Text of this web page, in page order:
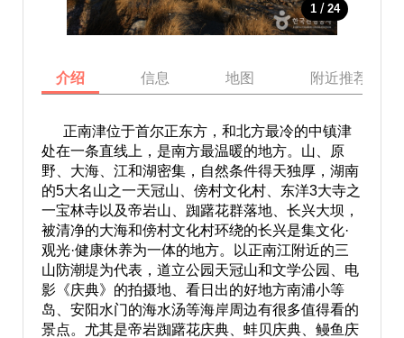
1 / 24
介绍 信息 地图 附近推荐景点
正南津位于首尔正东方，和北方最冷的中镇津
处在一条直线上，是南方最温暖的地方。山、原
野、大海、江和湖密集，自然条件得天独厚，湖南
的5大名山之一天冠山、傍村文化村、东洋3大寺之
一宝林寺以及帝岩山、踟躇花群落地、长兴大坝，
被清净的大海和傍村文化村环绕的长兴是集文化·
观光·健康休养为一体的地方。以正南江附近的三
山防潮堤为代表，道立公园天冠山和文学公园、电
影《庆典》的拍摄地、看日出的好地方南浦小等
岛、安阳水门的海水汤等海岸周边有很多值得看的
景点。尤其是帝岩踟躇花庆典、蚌贝庆典、鳗鱼庆